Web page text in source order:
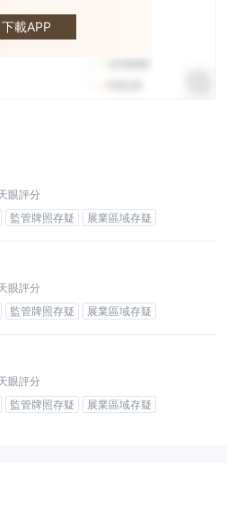
下載APP
眼評分
監管牌照存疑
展業區域存疑
眼評分
監管牌照存疑
展業區域存疑
眼評分
監管牌照存疑
展業區域存疑